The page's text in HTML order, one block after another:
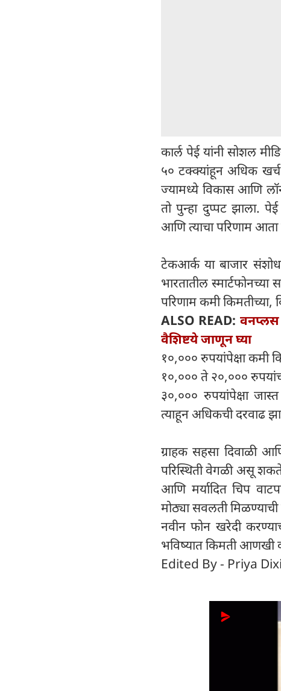
कार्ल पेई यांनी सोशल
५० टक्क्यांहून अधिक
ज्यामध्ये विकास आणि
तो पुन्हा दुप्पट झाला. पेई
आणि त्याचा परिणाम
टेकआर्क या बाजार
भारतातील
परिणाम कमी किमतीच्या,
ALSO READ: वनप्लस
वैशिष्टये जाणून घ्या
१०,००० रुपयांपेक्षा कमी
१०,००० ते २०,०००
३०,००० रुपयांपेक्षा
त्याहून अधिकची दरवाढ
ग्राहक सहसा दिवाळी
परिस्थिती वेगळी असू शकते.
आणि मर्यादित चिप
मोठ्या सवलती
नवीन फोन खरेदी
भविष्यात किमती आणखी
Edited By - Priya